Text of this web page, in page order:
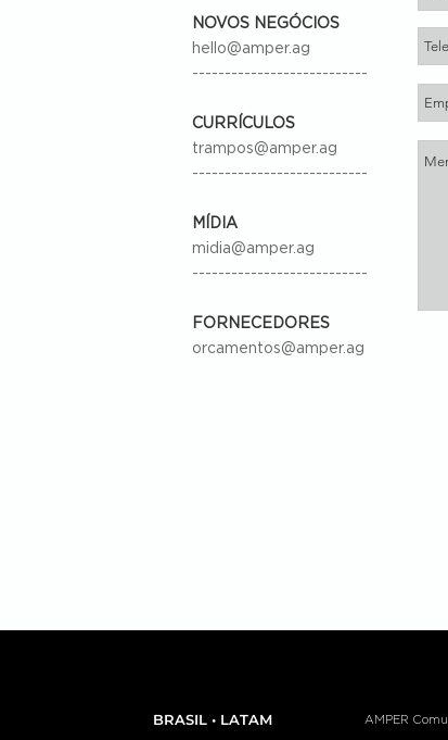
NOVOS NEGÓCIOS
hello@amper.ag
---------------------------
CURRÍCULOS
trampos@amper.ag
---------------------------
MÍDIA
midia@amper.ag
---------------------------
FORNECEDORES
orcamentos@amper.ag
BRASIL • LATAM AMPER